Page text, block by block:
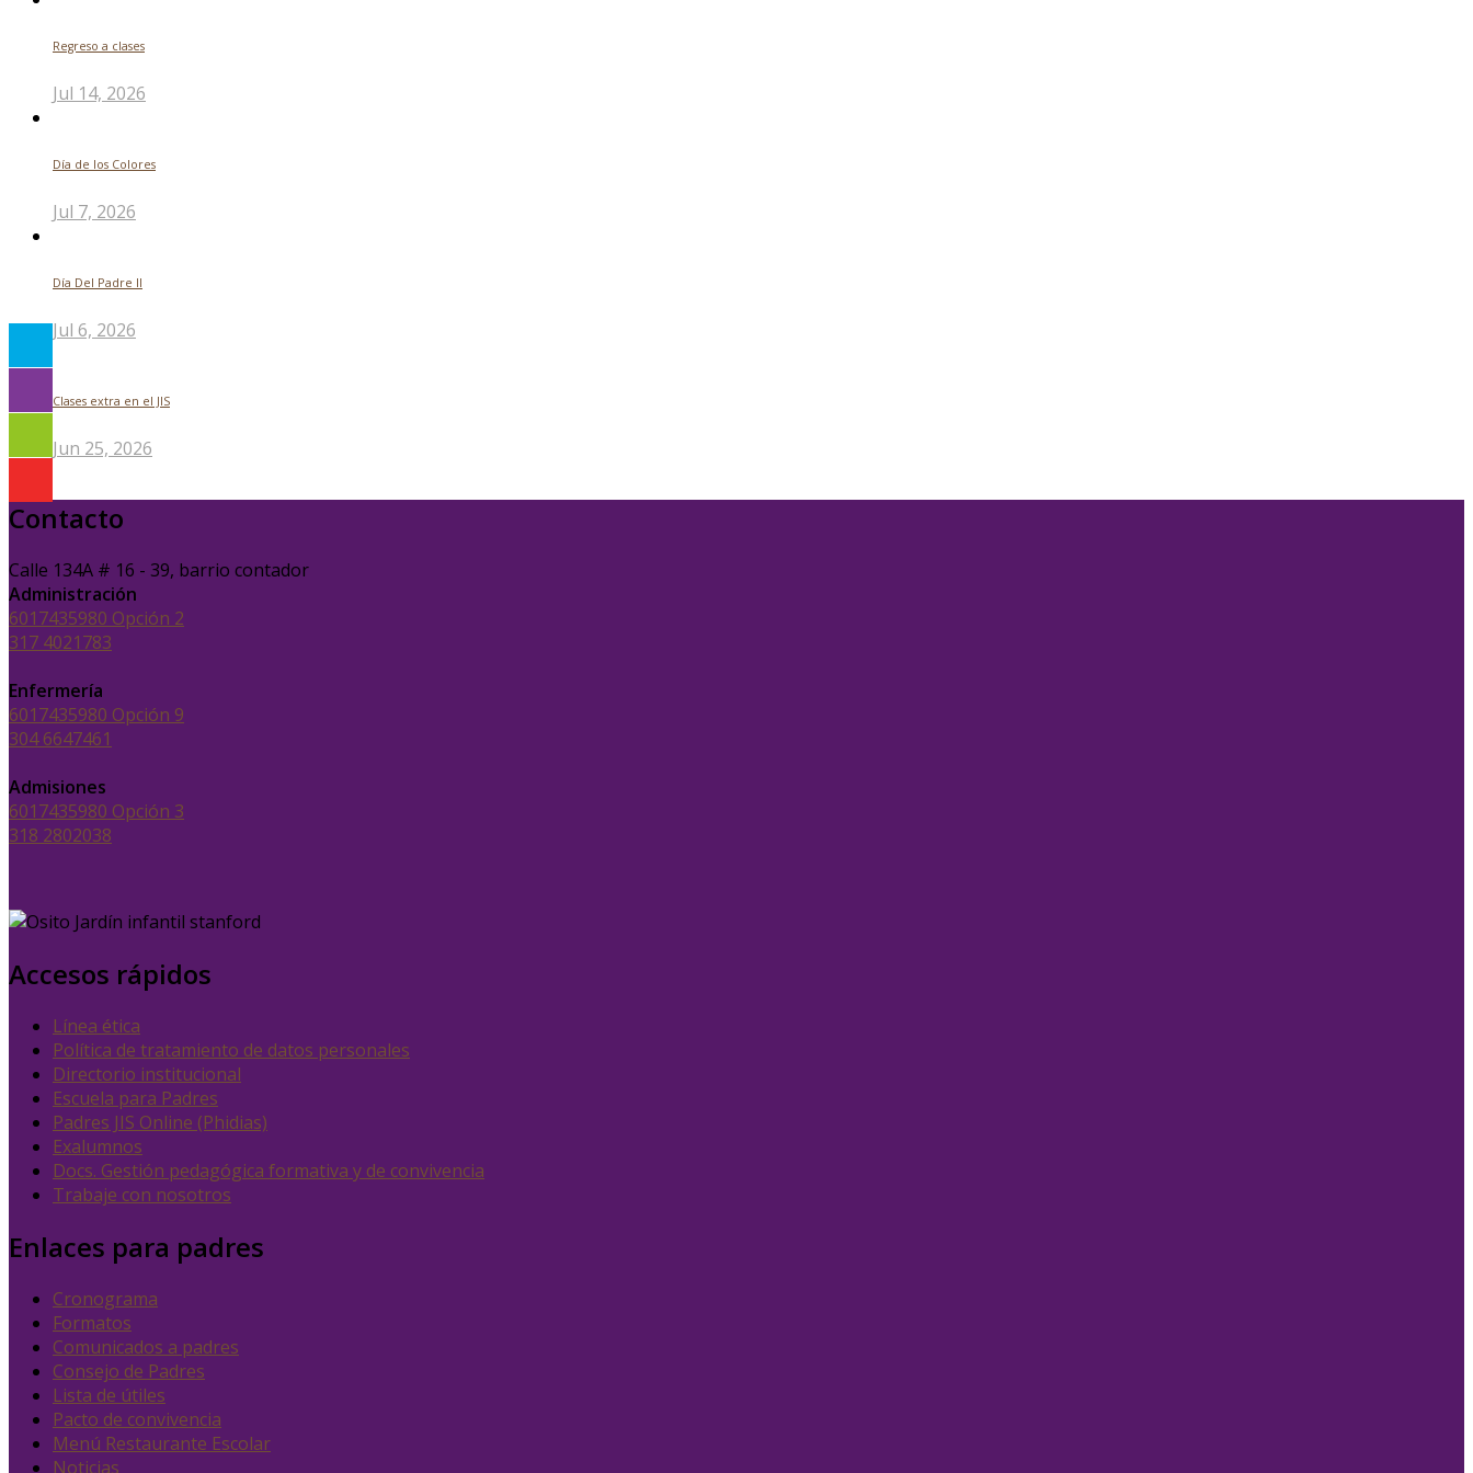
Regreso a clases
Jul 14, 2026
Día de los Colores
Jul 7, 2026
Día Del Padre ll
Jul 6, 2026
Clases extra en el JIS
Jun 25, 2026
Contacto
Calle 134A # 16 - 39, barrio contador
Administración
6017435980 Opción 2
317 4021783
Enfermería
6017435980 Opción 9
304 6647461
Admisiones
6017435980 Opción 3
318 2802038
Accesos rápidos
Línea ética
Política de tratamiento de datos personales
Directorio institucional
Escuela para Padres
Padres JIS Online (Phidias)
Exalumnos
Docs. Gestión pedagógica formativa y de convivencia
Trabaje con nosotros
Enlaces para padres
Cronograma
Formatos
Comunicados a padres
Consejo de Padres
Lista de útiles
Pacto de convivencia
Menú Restaurante Escolar
Noticias